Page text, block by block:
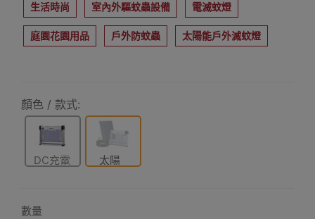
生活時尚 室內外驅蚊蟲設備 電滅蚊燈
庭園花園用品 戶外防蚊蟲 太陽能戶外滅蚊燈
顏色 / 款式:
DC充電
太陽
數量